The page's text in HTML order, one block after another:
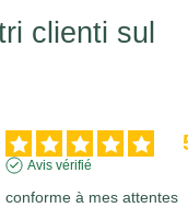
clienti sul
Avis vérifié
conforme à mes attentes